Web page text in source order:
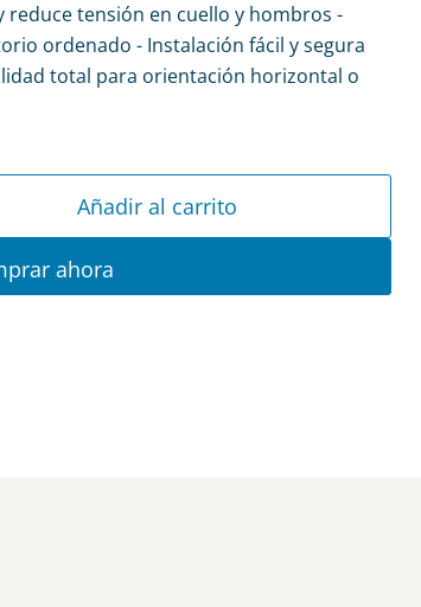
reduce tensión en cuello y hombros -
ordenado - Instalación fácil y segura
total para orientación horizontal o
Añadir al carrito
ahora